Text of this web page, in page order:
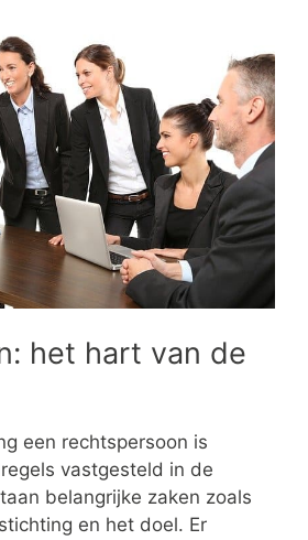
het hart van de
een rechtspersoon is
vastgesteld in de
belangrijke zaken zoals
en het doel. Er